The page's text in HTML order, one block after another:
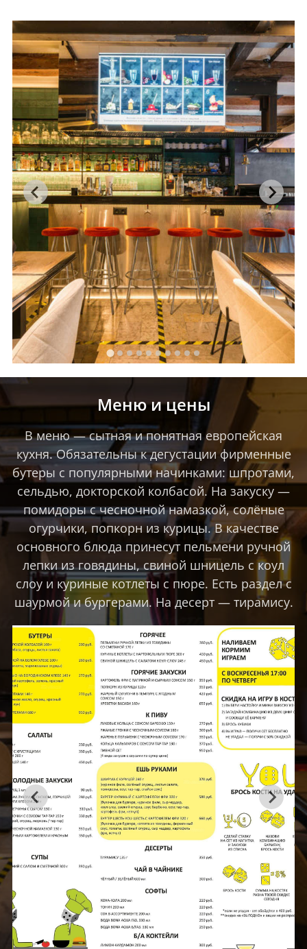
Меню и цены
В меню — сытная и понятная европейская
кухня. Обязательны к дегустации фирменные
бутеры с популярными начинками: шпротами,
сельдью, докторской колбасой. На закуску —
помидоры с чесночной намазкой, солёные
огурчики, попкорн из курицы. В качестве
основного блюда принесут пельмени ручной
лепки из говядины, свиной шницель с коул
слоу и куриные котлеты с пюре. Есть раздел с
шаурмой и бургерами. На десерт — тирамису.